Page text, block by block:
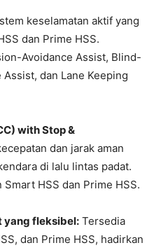
keselamatan aktif yang
dan Prime HSS.
Avoidance Assist, Blind-
dan Lane Keeping
with Stop &
dan jarak aman
di lalu lintas padat.
HSS dan Prime HSS.
yang fleksibel: Tersedia
dan Prime HSS, hadirkan